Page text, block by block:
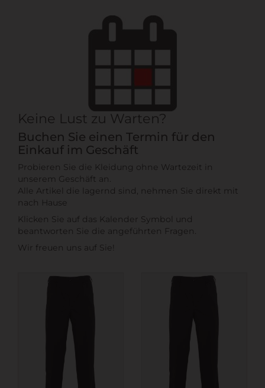
Keine Lust zu Warten?
Buchen Sie einen Termin für den
Einkauf im Geschäft
Probieren Sie die Kleidung ohne Wartezeit in
unserem Geschäft an.
Alle Artikel die lagernd sind, nehmen Sie direkt mit
nach Hause
Klicken Sie auf das Kalender Symbol und
beantworten Sie die angeführten Fragen.
Wir freuen uns auf Sie!